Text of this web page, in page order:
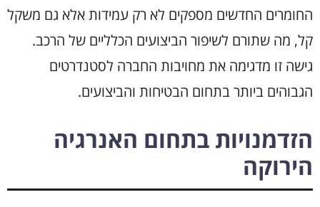
החומרים החדשים מספקים לא רק עמידות אלא גם משקל
קל, מה שתורם לשיפור הביצועים הכלליים של הרכב.
גישה זו מדגימה את מחויבות החברה לסטנדרטים
הגבוהים ביותר בתחום הבטיחות והביצועים.
הזדמנויות בתחום האנרגיה
הירוקה